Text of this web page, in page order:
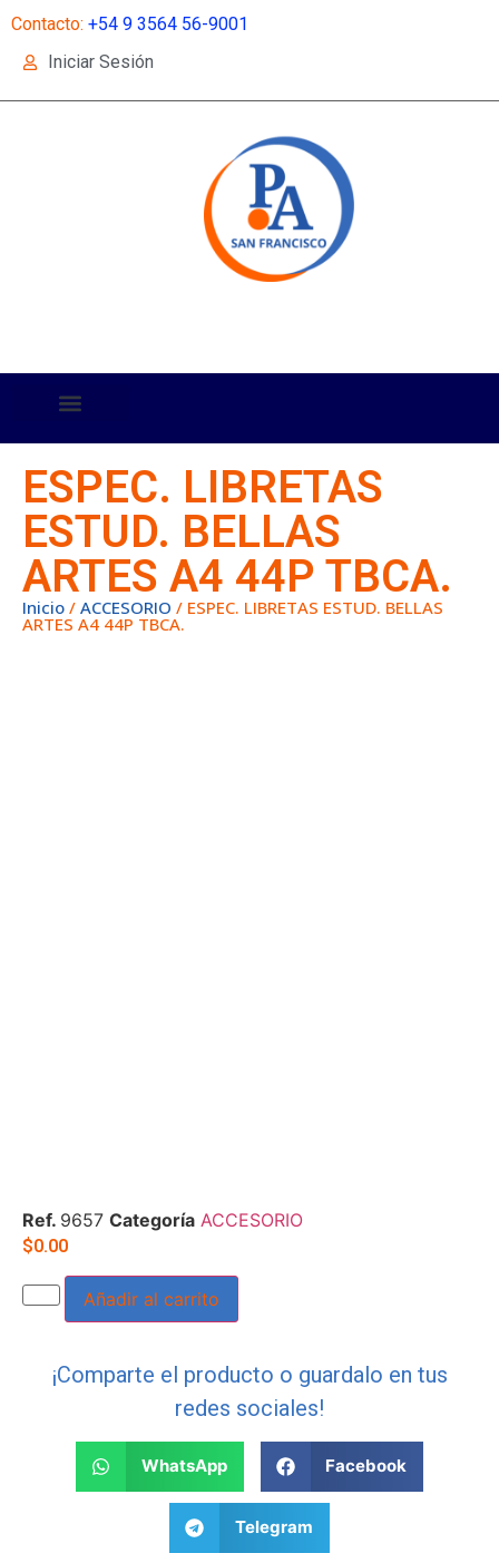
Contacto: +54 9 3564 56-9001
Iniciar Sesión
ESPEC. LIBRETAS
ESTUD. BELLAS
ARTES A4 44P TBCA.
Inicio / ACCESORIO / ESPEC. LIBRETAS ESTUD. BELLAS
ARTES A4 44P TBCA.
Ref. 9657 Categoría ACCESORIO
$0.00
Añadir al carrito
¡Comparte el producto o guardalo en tus
redes sociales!
WhatsApp Facebook
Telegram